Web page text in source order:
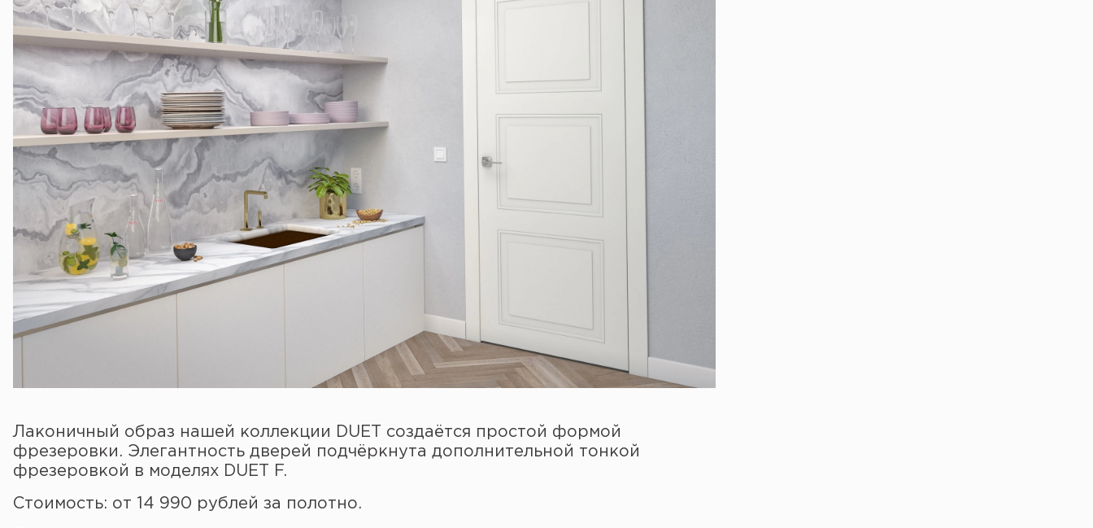
Лаконичный образ нашей коллекции DUET создаётся простой формой
фрезеровки. Элегантность дверей подчёркнута дополнительной тонкой
фрезеровкой в моделях DUET F.
Стоимость: от 14 990 рублей за полотно.